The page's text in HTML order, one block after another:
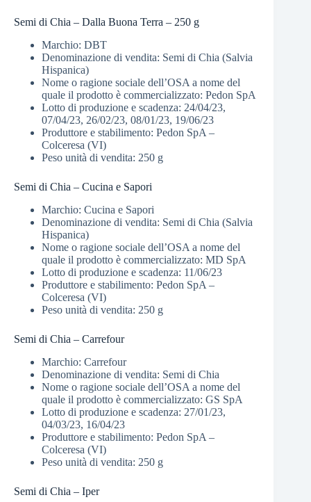
Semi di Chia – Dalla Buona Terra – 250 g
Marchio: DBT
Denominazione di vendita: Semi di Chia (Salvia
Hispanica)
Nome o ragione sociale dell’OSA a nome del
quale il prodotto è commercializzato: Pedon SpA
Lotto di produzione e scadenza: 24/04/23,
07/04/23, 26/02/23, 08/01/23, 19/06/23
Produttore e stabilimento: Pedon SpA –
Colceresa (VI)
Peso unità di vendita: 250 g
Semi di Chia – Cucina e Sapori
Marchio: Cucina e Sapori
Denominazione di vendita: Semi di Chia (Salvia
Hispanica)
Nome o ragione sociale dell’OSA a nome del
quale il prodotto è commercializzato: MD SpA
Lotto di produzione e scadenza: 11/06/23
Produttore e stabilimento: Pedon SpA –
Colceresa (VI)
Peso unità di vendita: 250 g
Semi di Chia – Carrefour
Marchio: Carrefour
Denominazione di vendita: Semi di Chia
Nome o ragione sociale dell’OSA a nome del
quale il prodotto è commercializzato: GS SpA
Lotto di produzione e scadenza: 27/01/23,
04/03/23, 16/04/23
Produttore e stabilimento: Pedon SpA –
Colceresa (VI)
Peso unità di vendita: 250 g
Semi di Chia – Iper